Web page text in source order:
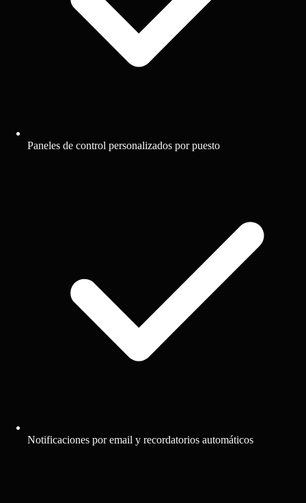
Paneles de control personalizados por puesto
Notificaciones por email y recordatorios automáticos